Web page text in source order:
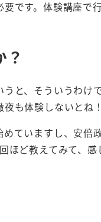
です。体験講座で
と、そういうわけ
も体験しないとね！
ていますし、安倍
ど教えてみて、